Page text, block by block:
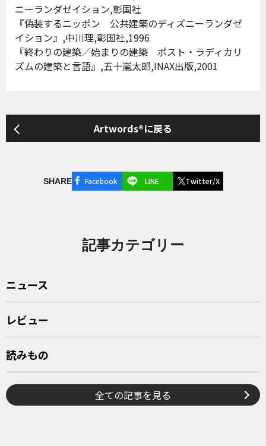
ニーランダゼイション,彰国社
『偽装するニッポン 公共建築のディズニーランダゼ
イション』,中川理,彰国社,1996
『終わりの建築／始まりの建築 ポスト・ラディカリ
ズムの建築と言語』,五十嵐太郎,INAX出版,2001
Artwords®に戻る
SHARE Facebook LINE Twitter/X
記事カテゴリー
ニュース
レビュー
読みもの
全ての記事を見る